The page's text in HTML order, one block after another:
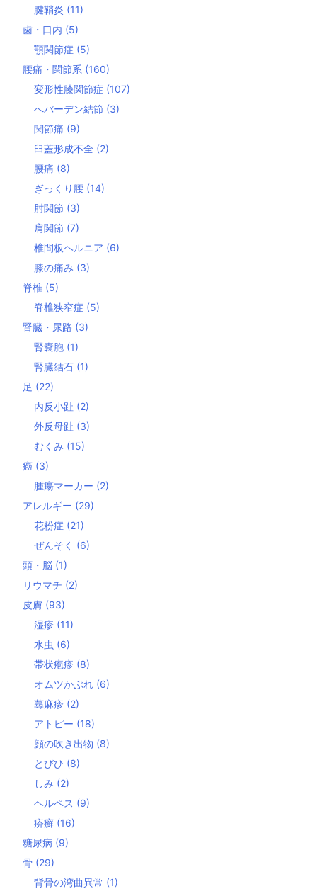
腱鞘炎 (11)
歯・口内 (5)
顎関節症 (5)
腰痛・関節系 (160)
変形性膝関節症 (107)
へバーデン結節 (3)
関節痛 (9)
臼蓋形成不全 (2)
腰痛 (8)
ぎっくり腰 (14)
肘関節 (3)
肩関節 (7)
椎間板ヘルニア (6)
膝の痛み (3)
脊椎 (5)
脊椎狭窄症 (5)
腎臓・尿路 (3)
腎嚢胞 (1)
腎臓結石 (1)
足 (22)
内反小趾 (2)
外反母趾 (3)
むくみ (15)
癌 (3)
腫瘍マーカー (2)
アレルギー (29)
花粉症 (21)
ぜんそく (6)
頭・脳 (1)
リウマチ (2)
皮膚 (93)
湿疹 (11)
水虫 (6)
帯状疱疹 (8)
オムツかぶれ (6)
蕁麻疹 (2)
アトピー (18)
顔の吹き出物 (8)
とびひ (8)
しみ (2)
ヘルペス (9)
疥癬 (16)
糖尿病 (9)
骨 (29)
背骨の湾曲異常 (1)